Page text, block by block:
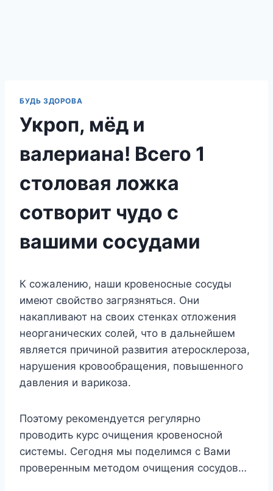
БУДЬ ЗДОРОВА
Укроп, мёд и
валериана! Всего 1
столовая ложка
сотворит чудо с
вашими сосудами
К сожалению, наши кровеносные сосуды
имеют свойство загрязняться. Они
накапливают на своих стенках отложения
неорганических солей, что в дальнейшем
является причиной развития атеросклероза,
нарушения кровообращения, повышенного
давления и варикоза.
Поэтому рекомендуется регулярно
проводить курс очищения кровеносной
системы. Сегодня мы поделимся с Вами
проверенным методом очищения сосудов…